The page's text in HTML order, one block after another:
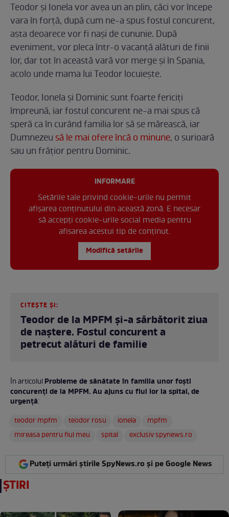
Teodor și Ionela vor avea un an plin, căci vor începe
vara în forță, după cum ne-a spus fostul concurent,
asta deoarece vor fi nași de cununie. După
eveniment, vor pleca într-o vacanță alături de finii
lor, dar tot în această vară vor merge și în Spania,
acolo unde mama lui Teodor locuiește.
Teodor, Ionela și Dominic sunt foarte fericiți
împreună, iar fostul concurent ne-a mai spus că
speră ca în curând familia lor să se mărească, iar
Dumnezeu să le mai ofere încă o minune, o surioară
sau un frățior pentru Dominic.
INFORMARE
Setările tale privind cookie-urile nu permit
afișarea conținutului din această zonă. E necesar
să accepți cookie-urile social media pentru
afisarea acestui tip de conținut.
Modifică setările
CITEȘTE ȘI:
Teodor de la MPFM și-a sărbătorit ziua
de naștere. Fostul concurent a
petrecut alături de familie
În articolulProbleme de sănătate în familia unor foști
concurenți de la MPFM. Au ajuns cu fiul lor la spital, de
urgență:
teodor mpfm
teodor rosu ionela
mpfm
mireasa pentru fiul meu
spital exclusiv spynews.ro
Puteți urmări știrile SpyNews.ro și pe Google News
ȘTIRI